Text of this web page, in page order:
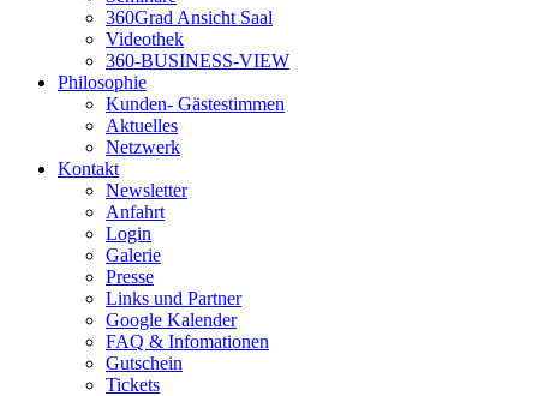
360Grad Ansicht Saal
Videothek
360-BUSINESS-VIEW
Philosophie
Kunden- Gästestimmen
Aktuelles
Netzwerk
Kontakt
Newsletter
Anfahrt
Login
Galerie
Presse
Links und Partner
Google Kalender
FAQ & Infomationen
Gutschein
Tickets